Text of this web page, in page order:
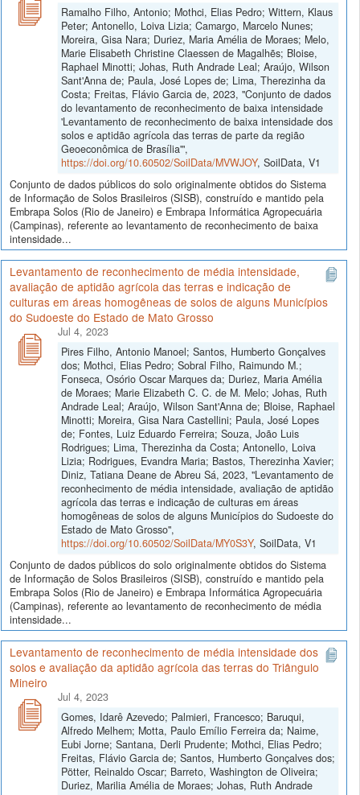
Ramalho Filho, Antonio; Mothci, Elias Pedro; Wittern, Klaus
Peter; Antonello, Loiva Lizia; Camargo, Marcelo Nunes;
Moreira, Gisa Nara; Duriez, Maria Amélia de Moraes; Melo,
Marie Elisabeth Christine Claessen de Magalhẽs; Bloise,
Raphael Minotti; Johas, Ruth Andrade Leal; Araújo, Wilson
Sant'Anna de; Paula, José Lopes de; Lima, Therezinha da
Costa; Freitas, Flávio Garcia de, 2023, "Conjunto de dados
do levantamento de reconhecimento de baixa intensidade
'Levantamento de reconhecimento de baixa intensidade dos
solos e aptidão agrícola das terras de parte da região
Geoeconômica de Brasília'",
https://doi.org/10.60502/SoilData/MVWJOY, SoilData, V1
Conjunto de dados públicos do solo originalmente obtidos do Sistema
de Informação de Solos Brasileiros (SISB), construído e mantido pela
Embrapa Solos (Rio de Janeiro) e Embrapa Informática Agropecuária
(Campinas), referente ao levantamento de reconhecimento de baixa
intensidade...
Levantamento de reconhecimento de média intensidade,
avaliação de aptidão agrícola das terras e indicação de
culturas em áreas homogêneas de solos de alguns Municípios
do Sudoeste do Estado de Mato Grosso
Jul 4, 2023
Pires Filho, Antonio Manoel; Santos, Humberto Gonçalves
dos; Mothci, Elias Pedro; Sobral Filho, Raimundo M.;
Fonseca, Osório Oscar Marques da; Duriez, Maria Amélia
de Moraes; Marie Elizabeth C. C. de M. Melo; Johas, Ruth
Andrade Leal; Araújo, Wilson Sant'Anna de; Bloise, Raphael
Minotti; Moreira, Gisa Nara Castellini; Paula, José Lopes
de; Fontes, Luiz Eduardo Ferreira; Souza, João Luis
Rodrigues; Lima, Therezinha da Costa; Antonello, Loiva
Lizia; Rodrigues, Evandra Maria; Bastos, Therezinha Xavier;
Diniz, Tatiana Deane de Abreu Sá, 2023, "Levantamento de
reconhecimento de média intensidade, avaliação de aptidão
agrícola das terras e indicação de culturas em áreas
homogêneas de solos de alguns Municípios do Sudoeste do
Estado de Mato Grosso",
https://doi.org/10.60502/SoilData/MY0S3Y, SoilData, V1
Conjunto de dados públicos do solo originalmente obtidos do Sistema
de Informação de Solos Brasileiros (SISB), construído e mantido pela
Embrapa Solos (Rio de Janeiro) e Embrapa Informática Agropecuária
(Campinas), referente ao levantamento de reconhecimento de média
intensidade...
Levantamento de reconhecimento de média intensidade dos
solos e avaliação da aptidão agrícola das terras do Triângulo
Mineiro
Jul 4, 2023
Gomes, Idarê Azevedo; Palmieri, Francesco; Baruqui,
Alfredo Melhem; Motta, Paulo Emílio Ferreira da; Naime,
Eubi Jorne; Santana, Derli Prudente; Mothci, Elias Pedro;
Freitas, Flávio Garcia de; Santos, Humberto Gonçalves dos;
Pötter, Reinaldo Oscar; Barreto, Washington de Oliveira;
Duriez, Marilia Amélia de Moraes; Johas, Ruth Andrade